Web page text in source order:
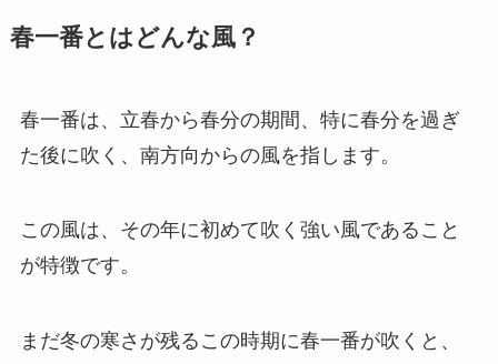
春一番とはどんな風？
春一番は、立春から春分の期間、特に春分を過ぎ
た後に吹く、南方向からの風を指します。
この風は、その年に初めて吹く強い風であること
が特徴です。
まだ冬の寒さが残るこの時期に春一番が吹くと、